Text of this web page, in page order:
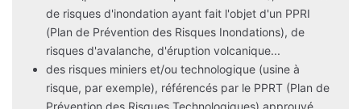
de risques d'inondation ayant fait l'objet d'un PPRI
(Plan de Prévention des Risques Inondations), de
risques d'avalanche, d'éruption volcanique...
des risques miniers et/ou technologique (usine à
risque, par exemple), référencés par le PPRT (Plan de
Prévention des Risques Technologiques) approuvé